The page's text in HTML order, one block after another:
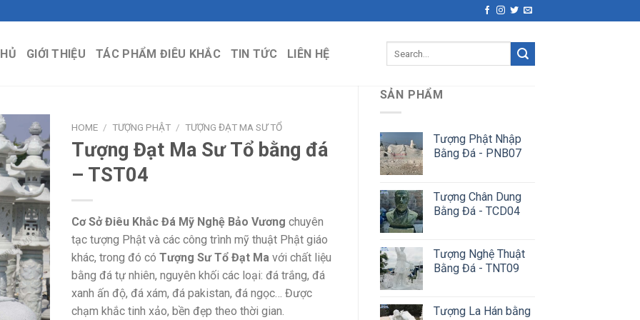
GIỚI THIỆU TÁC PHẨM ĐIÊU KHẮC TIN TỨC LIÊN HỆ
SẢN PHẨM
Tượng Phật Nhập
Bằng Đá - PNB07
Tượng Chân Dung
Bằng Đá - TCD04
Tượng Nghệ Thuật
Bằng Đá - TNT09
Tượng La Hán bằng
HOME / TƯỢNG PHẬT / TƯỢNG ĐẠT MA SƯ TỔ
Tượng Đạt Ma Sư Tổ bằng đá
– TST04
Cơ Sở Điêu Khắc Đá Mỹ Nghệ Bảo Vương chuyên
tạc tượng Phật và các công trình mỹ thuật Phật giáo
khác, trong đó có Tượng Sư Tổ Đạt Ma với chất liệu
bằng đá tự nhiên, nguyên khối các loại: đá trắng, đá
xanh ấn độ, đá xám, đá pakistan, đá ngọc… Được
chạm khắc tinh xảo, bền đẹp theo thời gian.